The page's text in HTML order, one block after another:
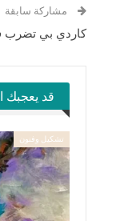
مشاركة سابقة
كاردي بي تضرب
قد يعجبك
تشكيل وفنون